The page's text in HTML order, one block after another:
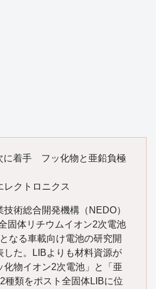
に着手 フッ化物と亜鉛負極
クトロニクス
術総合開発機構（NEDO）
固体リチウムイオン2次電池
なる車載向け電池の研究開
した。LIBよりも材料資源が
化物イオン2次電池」と「亜
種類をポスト全固体LIBに位